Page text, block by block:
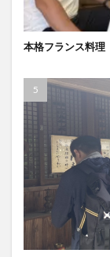
本格フランス料理